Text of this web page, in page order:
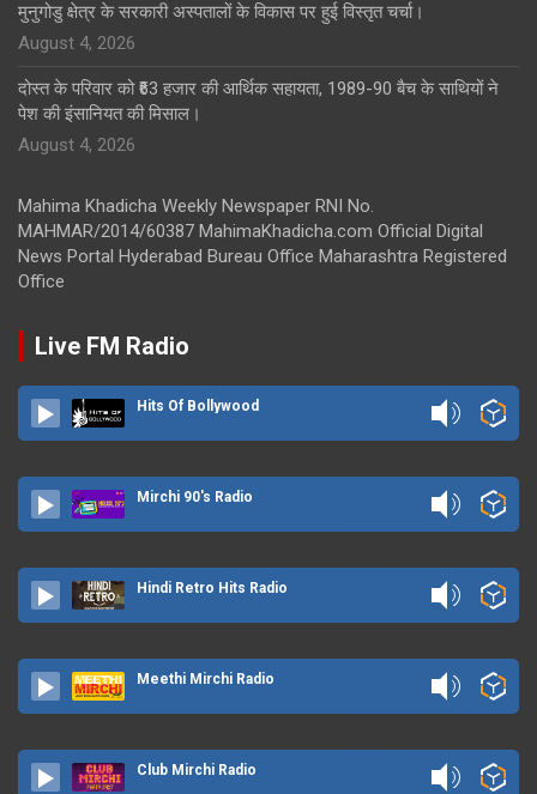
मुनुगोडु क्षेत्र के सरकारी अस्पतालों के विकास पर हुई विस्तृत चर्चा।
August 4, 2026
दोस्त के परिवार को ₹63 हजार की आर्थिक सहायता, 1989-90 बैच के साथियों ने
पेश की इंसानियत की मिसाल।
August 4, 2026
Mahima Khadicha Weekly Newspaper RNI No.
MAHMAR/2014/60387 MahimaKhadicha.com Official Digital
News Portal Hyderabad Bureau Office Maharashtra Registered
Office
Live FM Radio
Hits Of Bollywood
Mirchi 90's Radio
Hindi Retro Hits Radio
Meethi Mirchi Radio
Club Mirchi Radio